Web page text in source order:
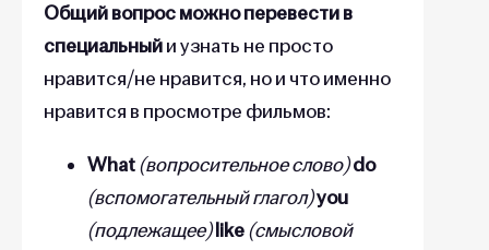
Общий вопрос можно перевести в
специальныйи узнать не просто
нравится/не нравится, но и что именно
нравится в просмотре фильмов:
What(вопросительное слово)do
(вспомогательный глагол)you
(подлежащее)like(смысловой